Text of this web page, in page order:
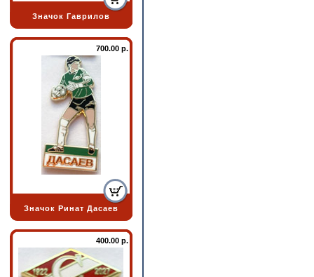
Значок Гаврилов
700.00 р.
Значок Ринат Дасаев
400.00 р.